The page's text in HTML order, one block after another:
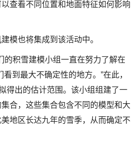
查看不同位置和地面特征如何影响
模也将集成到该活动中。
的积雪建模小组一直在努力了解在
到最大不确定性的地方。”在此，
得出的估计范围。该小组组建了一
合，这些集合包含不同的模型和大
地区长达九年的雪季，从而确定不